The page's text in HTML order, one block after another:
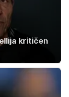
kritičen